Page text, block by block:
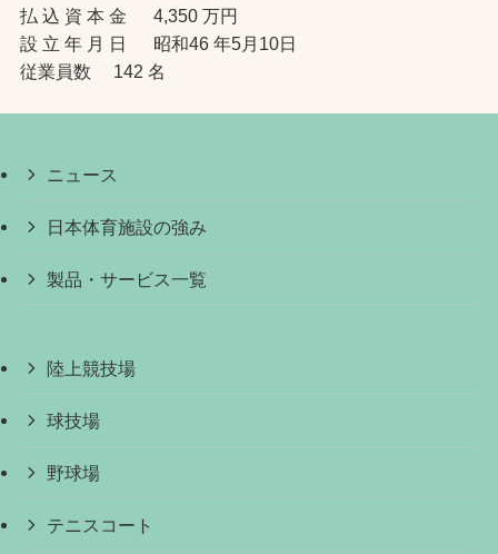
払 込 資 本 金 4,350 万円
設 立 年 月 日 昭和46 年5月10日
従業員数 142 名
ニュース
日本体育施設の強み
製品・サービス一覧
陸上競技場
球技場
野球場
テニスコート